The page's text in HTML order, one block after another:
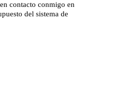
contacto conmigo en
del sistema de